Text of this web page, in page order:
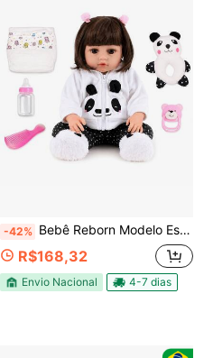
-42% Bebê Reborn Modelo Especial Panda Cabelos Liso Sweetie Reborn
R$168,32
Envio Nacional 4-7 dias